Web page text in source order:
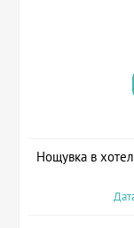
Нощувка в